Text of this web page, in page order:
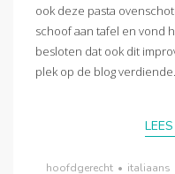
ook deze pasta
schoof aan tafel en vond
besloten dat ook dit
plek op de blog
hoofdgerecht • italiaans